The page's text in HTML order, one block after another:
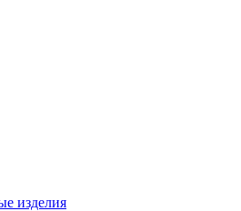
изделия